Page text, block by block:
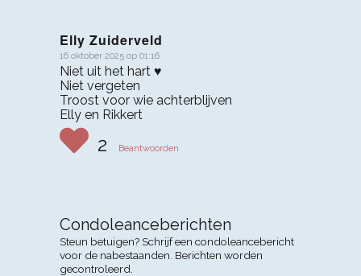
Elly Zuiderveld
zegt:
16 oktober 2025 op 01:16
Niet uit het hart ♥️
Niet vergeten
Troost voor wie achterblijven
Elly en Rikkert
2 Beantwoorden
Condoleanceberichten
Steun betuigen? Schrijf een condoleancebericht
voor de nabestaanden. Berichten worden
gecontroleerd.